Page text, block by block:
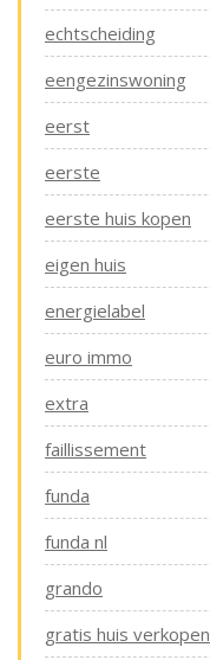
echtscheiding
eengezinswoning
eerst
eerste
eerste huis kopen
eigen huis
energielabel
euro immo
extra
faillissement
funda
funda nl
grando
gratis huis verkopen